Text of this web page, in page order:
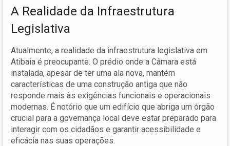
A Realidade da Infraestrutura
Legislativa
Atualmente, a realidade da infraestrutura legislativa em
Atibaia é preocupante. O prédio onde a Câmara está
instalada, apesar de ter uma ala nova, mantém
características de uma construção antiga que não
responde mais às exigências funcionais e operacionais
modernas. É notório que um edifício que abriga um órgão
crucial para a governança local deve estar preparado para
interagir com os cidadãos e garantir acessibilidade e
eficácia nas suas operações.